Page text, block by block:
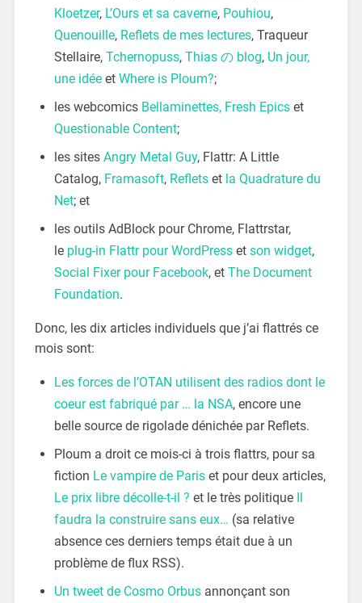
Kloetzer, L’Ours et sa caverne, Pouhiou,
Quenouille, Reflets de mes lectures, Traqueur
Stellaire, Tchernopuss, Thias の blog, Un jour,
une idéeet Where is Ploum?;
les webcomics Bellaminettes, Fresh Epicset
Questionable Content;
les sites Angry Metal Guy, Flattr: A Little
Catalog, Framasoft, Refletset la Quadrature du
Net; et
les outils AdBlock pour Chrome, Flattrstar,
le plug-in Flattr pour WordPresset son widget,
Social Fixer pour Facebook, et The Document
Foundation.
Donc, les dix articles individuels que j’ai flattrés ce
mois sont:
Les forces de l’OTAN utilisent des radios dont le
coeur est fabriqué par … la NSA, encore une
belle source de rigolade dénichée par Reflets.
Ploum a droit ce mois-ci à trois flattrs, pour sa
fiction Le vampire de Pariset pour deux articles,
Le prix libre décolle-t-il ? et le très politique Il
faudra la construire sans eux… (sa relative
absence ces derniers temps était due à un
problème de flux RSS).
Un tweet de Cosmo Orbusannonçant son